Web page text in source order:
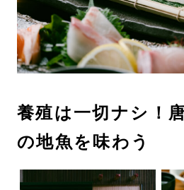
養殖は一切ナシ！
の地魚を味わう